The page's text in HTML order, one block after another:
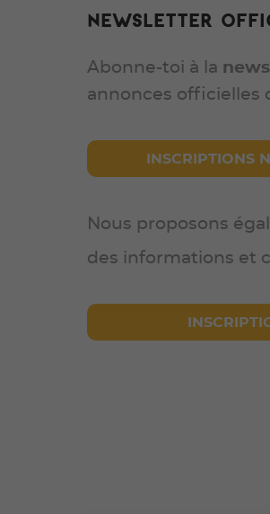
Newsletter
Abonne-toi à la
annonces officielles
INSCRIPTIONS
Nous proposons
des informations et